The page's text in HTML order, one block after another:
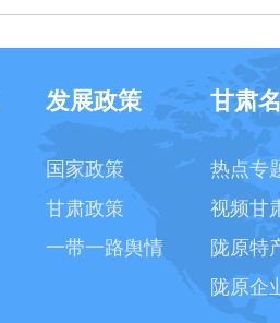
发展政策
国家政策
甘肃政策
一带一路舆情
甘肃
热点专
视频甘
陇原特
陇原企